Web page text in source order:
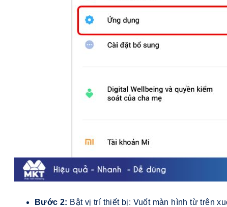
Bước 2: Bật vị trí thiết bị: Vuốt màn hình từ trên